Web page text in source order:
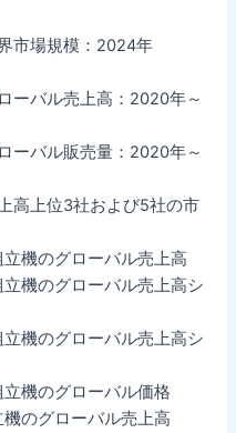
市場規模：2024年
ーバル売上高：2020年～
ーバル販売量：2020年～
高上位3社および5社の市
機のグローバル売上高
機のグローバル売上高シ
機のグローバル売上高シ
機のグローバル価格
のグローバル売上高